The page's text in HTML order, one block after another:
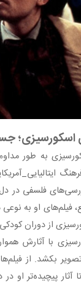
اسکورسیزی؛
به طور
فلسفی در دل
فیلم‌های او به
از دوران
با آثارش
بکشد. از
آثار پیچیده‌تر او